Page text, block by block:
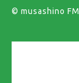
©︎ musashino FM